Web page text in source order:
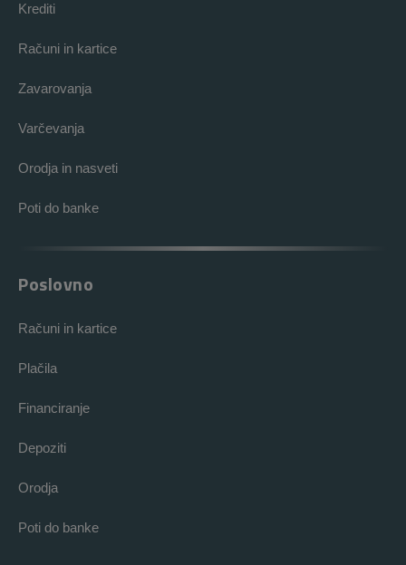
Krediti
Računi in kartice
Zavarovanja
Varčevanja
Orodja in nasveti
Poti do banke
Poslovno
Računi in kartice
Plačila
Financiranje
Depoziti
Orodja
Poti do banke